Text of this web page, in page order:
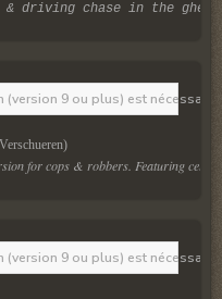
driving chase in the
(version 9 ou plus) est
for cops & robbers. Featuring cello.
(version 9 ou plus) est